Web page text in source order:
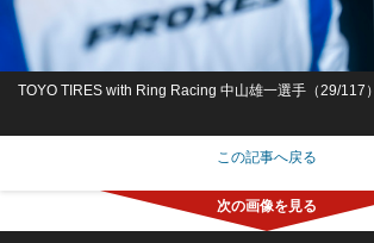
TOYO TIRES with Ring Racing 中山雄一選手（29/117）
この記事へ戻る